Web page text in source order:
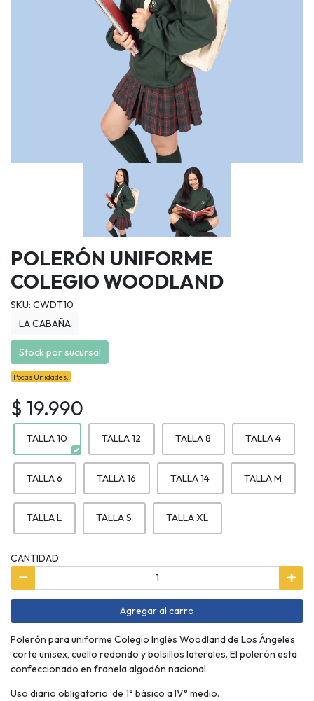
POLERÓN UNIFORME
COLEGIO WOODLAND
SKU: CWDT10
LA CABAÑA
Stock por sucursal
Pocas Unidades.
$ 19.990
TALLA 10 TALLA 12 TALLA 8 TALLA 4
TALLA 6 TALLA 16 TALLA 14 TALLA M
TALLA L TALLA S TALLA XL
CANTIDAD
Agregar al carro
Polerón para uniforme Colegio Inglés Woodland de Los Ángeles
corte unisex, cuello redondo y bolsillos laterales. El polerón esta
confeccionado en franela algodón nacional.
Uso diario obligatorio de 1° básico a IV° medio.